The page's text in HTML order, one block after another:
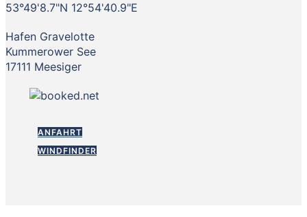
53°49'8.7"N 12°54'40.9"E
Hafen Gravelotte
Kummerower See
17111 Meesiger
ANFAHRT
WINDFINDER